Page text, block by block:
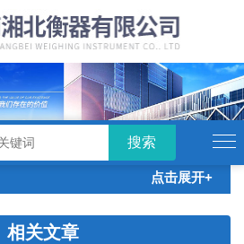
app下载,硬汉视频ios
频app安卓破解版
点击展开+
相关文章